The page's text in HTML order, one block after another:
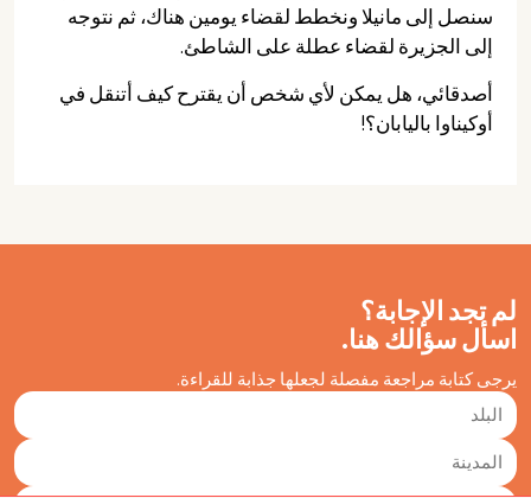
سنصل إلى مانيلا ونخطط لقضاء يومين هناك، ثم نتوجه
إلى الجزيرة لقضاء عطلة على الشاطئ.
أصدقائي، هل يمكن لأي شخص أن يقترح كيف أتنقل في
أوكيناوا باليابان؟!
لم تجد الإجابة؟
اسأل سؤالك هنا.
يرجى كتابة مراجعة مفصلة لجعلها جذابة للقراءة.